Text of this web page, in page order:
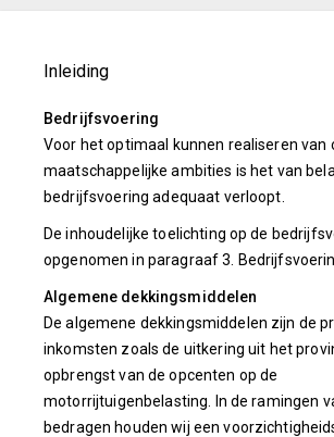
Inleiding
Bedrijfsvoering
Voor het optimaal kunnen realiseren van
maatschappelijke ambities is het van
bedrijfsvoering adequaat verloopt.
De inhoudelijke toelichting op de
opgenomen in paragraaf 3.
Algemene dekkingsmiddelen
De algemene dekkingsmiddelen zijn de
inkomsten zoals de uitkering uit het
opbrengst van de opcenten op de
motorrijtuigenbelasting. In de ramingen
bedragen houden wij een